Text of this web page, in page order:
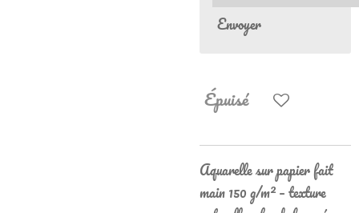
Envoyer
Épuisé
Aquarelle sur papier fait
main 150 g/m² – texture